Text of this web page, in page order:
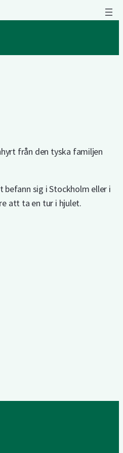
från den tyska familjen
sig i Stockholm eller i
att ta en tur i hjulet.